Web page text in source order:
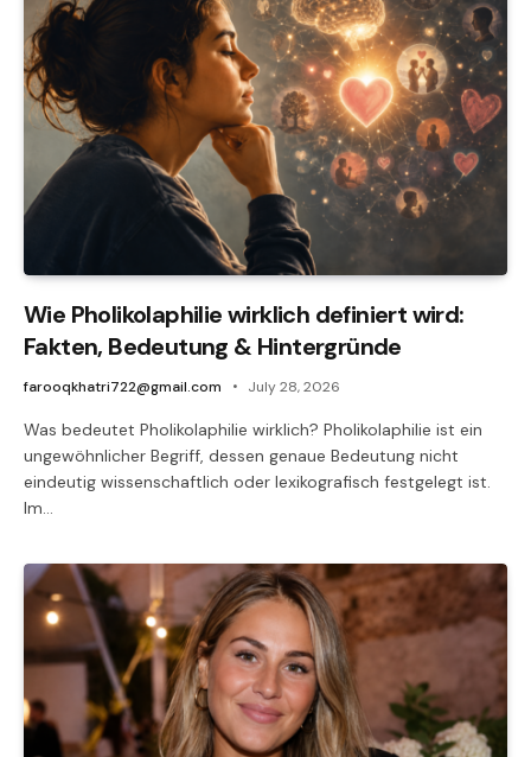
Wie Pholikolaphilie wirklich definiert wird:
Fakten, Bedeutung & Hintergründe
farooqkhatri722@gmail.com July 28, 2026
Was bedeutet Pholikolaphilie wirklich? Pholikolaphilie ist ein
ungewöhnlicher Begriff, dessen genaue Bedeutung nicht
eindeutig wissenschaftlich oder lexikografisch festgelegt ist.
Im…